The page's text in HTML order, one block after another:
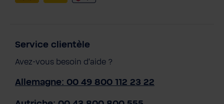
Service clientèle
Avez-vous besoin d'aide ?
Allemagne: 00 49 800 112 23 22